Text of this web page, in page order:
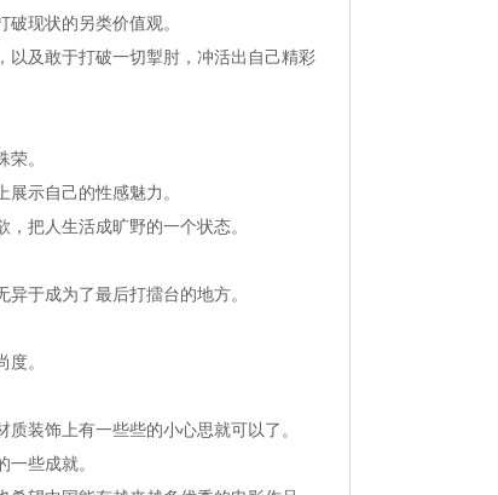
现状的另类价值观。
以及敢于打破一切掣肘，冲活出自己精彩
。
示自己的性感魅力。
把人生活成旷野的一个状态。
于成为了最后打擂台的地方。
。
装饰上有一些些的小心思就可以了。
些成就。